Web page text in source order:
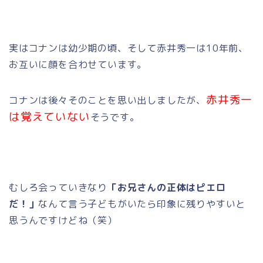
実はコナンは幼少期の頃、そして赤井秀一は10年前、
お互いに顔を合わせています。
コナンは後々そのことを思い出しましたが、 赤井秀一
は覚えていないそうです。
むしろ会っていきなり 「お兄さんの正体はピエロ
だ！」 なんて言う子どもがいたら印象に残りやすいと
思うんですけどね（笑）